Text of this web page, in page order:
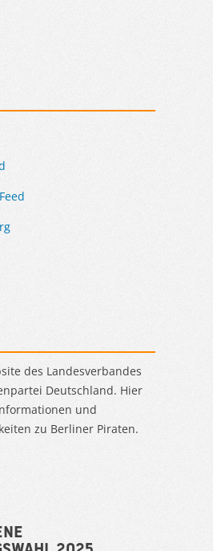
des Landesverbandes
Deutschland. Hier
und
zu Berliner Piraten.